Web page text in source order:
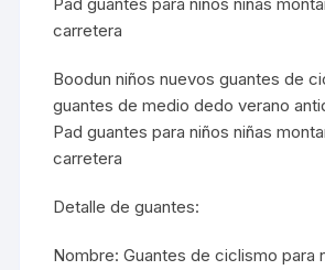
carretera
Boodun niños nuevos guantes de
guantes de medio dedo verano
Pad guantes para niños niñas
carretera
Detalle de guantes:
Nombre: Guantes de ciclismo para